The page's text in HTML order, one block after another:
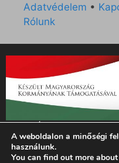
Adatvédelem •
Rólunk
„Az Új Ember katolikus
támogatását az
szerződés keretében 3
A weboldalon a minőségi
használunk.
You can find out more